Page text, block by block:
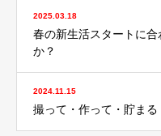
2025.03.18
春の新生活スタートに
か？
2024.11.15
撮って・作って・貯ま